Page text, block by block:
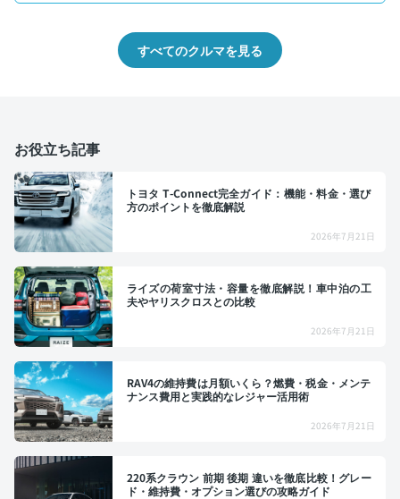
すべてのクルマを見る
お役立ち記事
トヨタ T-Connect完全ガイド：機能・料金・選び
方のポイントを徹底解説
2026年7月21日
ライズの荷室寸法・容量を徹底解説！車中泊の工
夫やヤリスクロスとの比較
2026年7月21日
RAV4の維持費は月額いくら？燃費・税金・メンテ
ナンス費用と実践的なレジャー活用術
2026年7月21日
220系クラウン 前期 後期 違いを徹底比較！グレー
ド・維持費・オプション選びの攻略ガイド